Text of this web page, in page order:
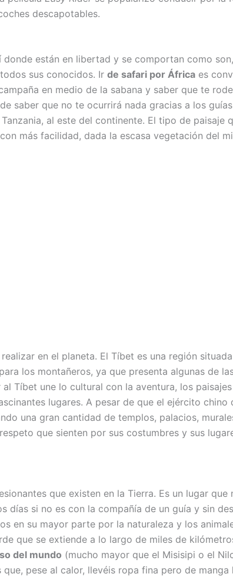
descapotables.
están en libertad y se comportan como
sus conocidos. Ir de safari por África es
en medio de la sabana y saber que te
saber que no te ocurrirá nada gracias a los
al este del continente. El tipo de paisaje
más facilidad, dada la escasa vegetación del
en el planeta. El Tíbet es una región
los montañeros, ya que presenta algunas de
al Tíbet une lo cultural con la aventura, los
lugares. A pesar de que el ejército chino
una gran cantidad de templos, palacios,
que sienten por sus costumbres y sus
que existen en la Tierra. Es un lugar que
días si no es con la compañía de un guía y sin
en su mayor parte por la naturaleza y los
que se extiende a lo largo de miles de
del mundo (mucho mayor que el Misisipi o el
pese al calor, llevéis ropa fina pero de